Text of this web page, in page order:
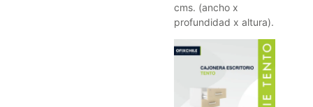
cms. (ancho x
profundidad x altura).